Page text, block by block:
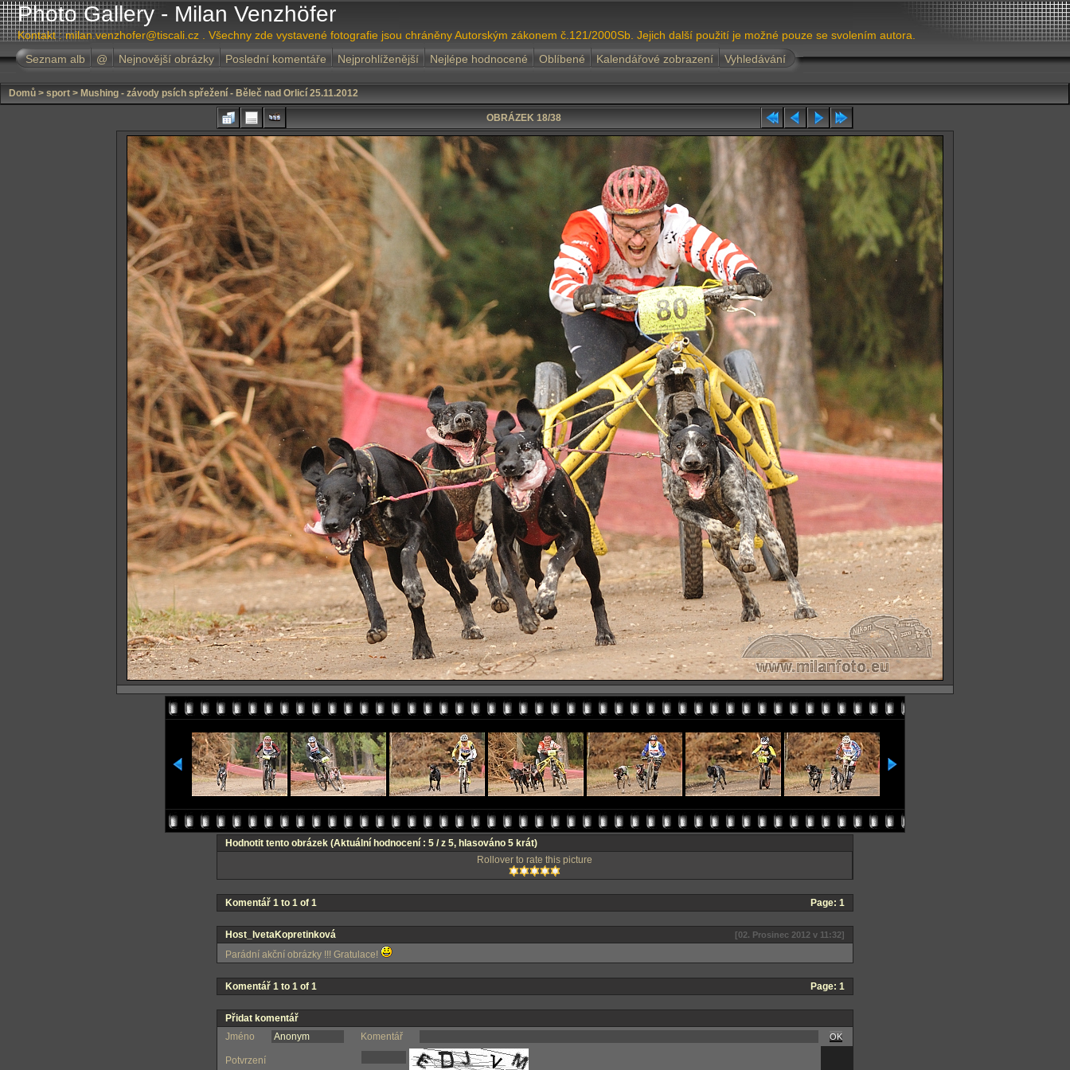
Photo Gallery - Milan Venzhöfer
Kontakt : milan.venzhofer@tiscali.cz . Všechny zde vystavené fotografie jsou chráněny Autorským zákonem č.121/2000Sb. Jejich další použití je možné pouze se svolením autora.
Seznam alb
@ Nejnovější obrázky Poslední komentáře Nejprohlíženější Nejlépe hodnocené Oblíbené Kalendářové zobrazení Vyhledávání
Domů > sport > Mushing - závody psích spřežení - Běleč nad Orlicí 25.11.2012
OBRÁZEK 18/38
Hodnotit tento obrázek (Aktuální hodnocení : 5 / z 5, hlasováno 5 krát)
Rollover to rate this picture
Komentář 1 to 1 of 1 Page: 1
Host_IvetaKopretinková [02. Prosinec 2012 v 11:32]
Parádní akční obrázky !!! Gratulace!
Komentář 1 to 1 of 1 Page: 1
Přidat komentář
Jméno
Komentář OK
Potvrzení